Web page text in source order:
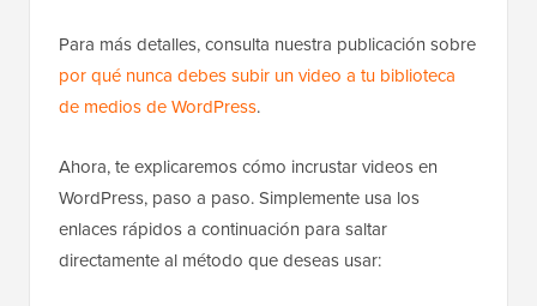
Para más detalles, consulta nuestra publicación sobre
por qué nunca debes subir un video a tu biblioteca
de medios de WordPress.
Ahora, te explicaremos cómo incrustar videos en
WordPress, paso a paso. Simplemente usa los
enlaces rápidos a continuación para saltar
directamente al método que deseas usar: